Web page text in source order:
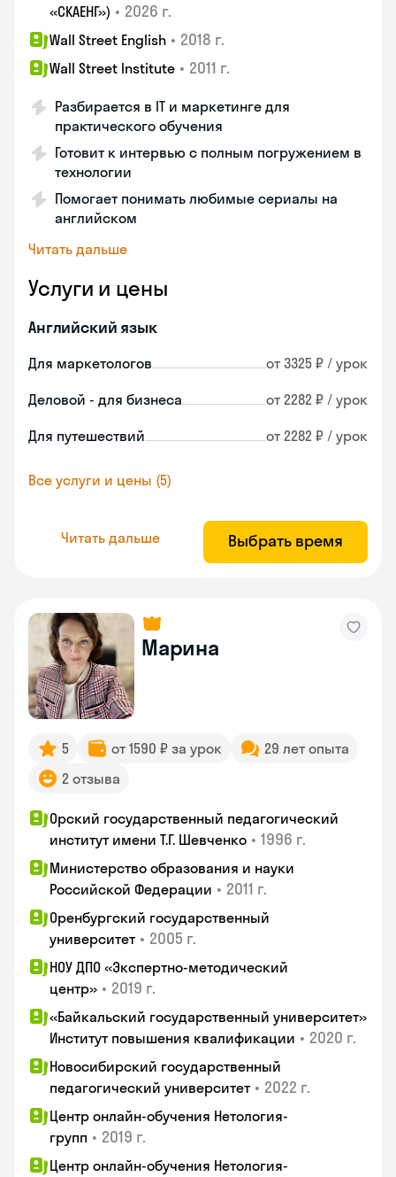
«СКАЕНГ») • 2026 г.
Wall Street English • 2018 г.
Wall Street Institute • 2011 г.
Разбирается в IT и маркетинге для
практического обучения
Готовит к интервью с полным погружением в
технологии
Помогает понимать любимые сериалы на
английском
Читать дальше
Услуги и цены
Английский язык
Для маркетологов от 3325 ₽ / урок
Деловой - для бизнеса от 2282 ₽ / урок
Для путешествий от 2282 ₽ / урок
Все услуги и цены (5)
Читать дальше Выбрать время
Марина
5 от 1590 ₽ за урок
29 лет опыта
2 отзыва
Орский государственный педагогический
институт имени Т.Г. Шевченко • 1996 г.
Министерство образования и науки
Российской Федерации • 2011 г.
Оренбургский государственный
университет • 2005 г.
НОУ ДПО «Экспертно-методический
центр» • 2019 г.
«Байкальский государственный университет»
Институт повышения квалификации • 2020 г.
Новосибирский государственный
педагогический университет • 2022 г.
Центр онлайн-обучения Нетология-
групп • 2019 г.
Центр онлайн-обучения Нетология-